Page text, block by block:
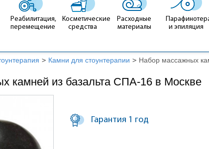
Реабилитация,
перемещение
Косметические
средства
Расходные
материалы
и эпиляция
> Камни для стоунтерапии > Набор массажных
камней из базальта СПА-16 в Москве
Гарантия 1 год